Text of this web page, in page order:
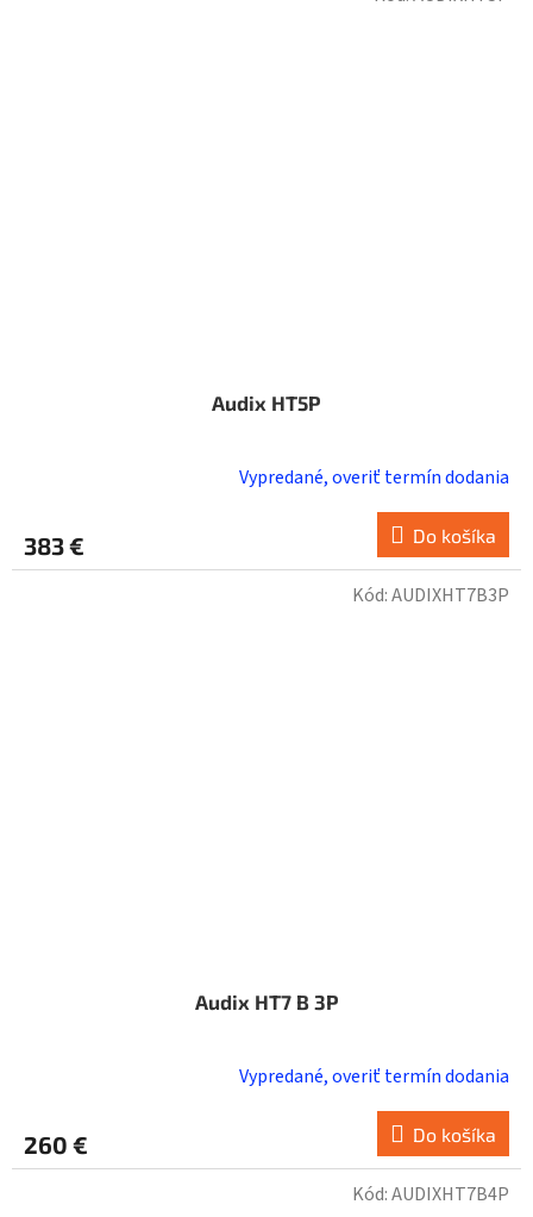
Audix HT5P
Vypredané, overiť termín dodania
383 € Do košíka
Audix HT7 B 3P
Vypredané, overiť termín dodania
260 € Do košíka
Kód:AUDIXHT7B3P
Kód:AUDIXHT7B4P